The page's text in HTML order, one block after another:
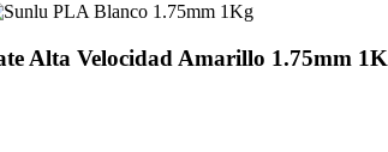
Alta Velocidad Amarillo 1.75mm